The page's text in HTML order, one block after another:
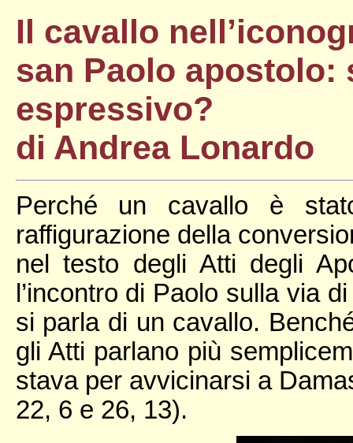
Il cavallo
san Paolo apostolo:
espressivo?
di Andrea Lonardo
Perché un cavallo è
raffigurazione della
nel testo degli Atti degli
l’incontro di Paolo sulla via
si parla di un cavallo.
gli Atti parlano più
stava per avvicinarsi a
22, 6 e 26, 13).